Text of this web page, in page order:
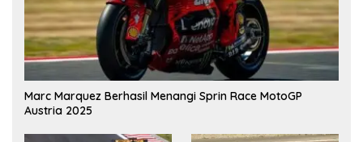
Marc Marquez Berhasil Menangi Sprin Race MotoGP
Austria 2025